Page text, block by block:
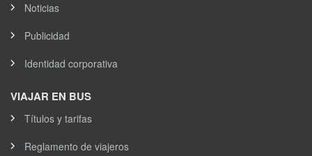
Noticias
Publicidad
Identidad corporativa
VIAJAR EN BUS
Títulos y tarifas
Reglamento de viajeros